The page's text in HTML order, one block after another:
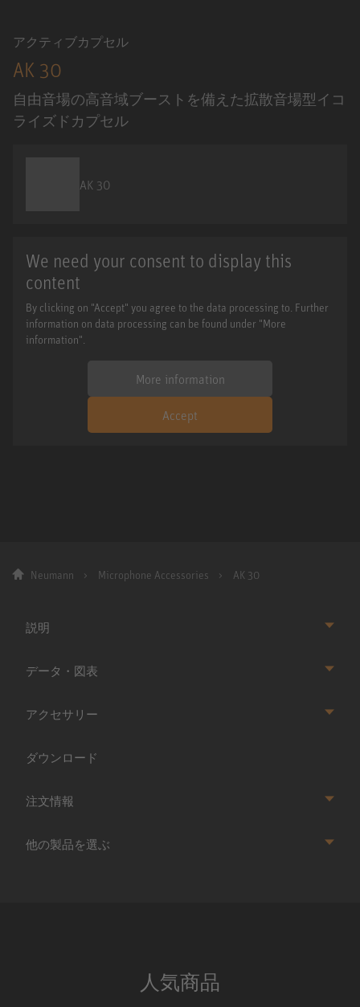
アクティブカプセル
AK 30
自由音場の高音域ブーストを備えた拡散音場型イコ
ライズドカプセル
AK 30
We need your consent to display this
content
By clicking on "Accept" you agree to the data processing to. Further
information on data processing can be found under "More
information".
More information
Accept
Neumann Microphone Accessories AK 30
説明
データ・図表
アクセサリー
ダウンロード
注文情報
他の製品を選ぶ
人気商品